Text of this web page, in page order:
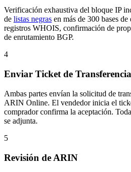
Verificación exhaustiva del bloque IP
de listas negras en más de 300 bases
registros WHOIS, confirmación de
de enrutamiento BGP.
4
Enviar Ticket de Transferencia
Ambas partes envían la solicitud de
ARIN Online. El vendedor inicia el
comprador confirma la aceptación.
se adjunta.
5
Revisión de ARIN